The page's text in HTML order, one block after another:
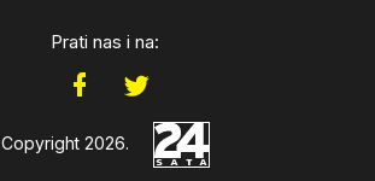
Prati nas i na:
Copyright 2026.